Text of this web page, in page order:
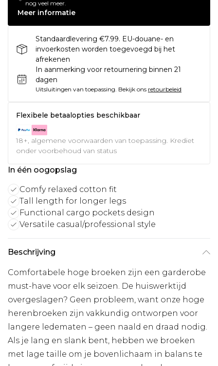
nog veel meer.
Meer informatie
Standaardlevering €7.99. EU-douane- en
invoerkosten worden toegevoegd bij het
afrekenen
In aanmerking voor retournering binnen 21
dagen
Uitsluitingen van toepassing. Bekijk ons retourbeleid
Flexibele betaalopties beschikbaar
18+, algemene voorwaarden van toepassing. Krediet
onder voorbehoud van status
In één oogopslag
Comfy relaxed cotton fit
Tall length for longer legs
Functional cargo pockets design
Versatile casual/professional style
Beschrijving
Comfortabele hoge broeken zijn een garderobe
must-have voor elk seizoen. De huiswerktijd
overgeslagen? Geen probleem, want onze hoge
herenbroeken zijn vakkundig ontworpen voor
langere ledematen – geen naald en draad nodig.
Als je lang en slank bent, hebben we broeken
met lage taille om je bovenlichaam in balans te